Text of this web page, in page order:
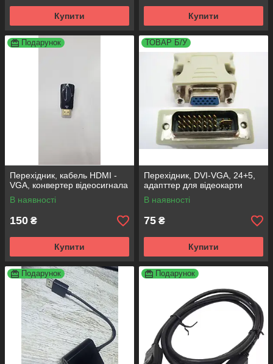
Купити Купити
Подарунок
Перехідник, кабель HDMI -
VGA, конвертер відеосигнала
В наявності
150 ₴
Купити
ТОВАР Б/У
Перехідник, DVI-VGA, 24+5,
адапттер для відеокарти
В наявності
75 ₴
Купити
Подарунок Подарунок